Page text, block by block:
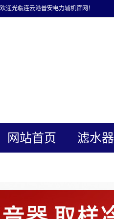
欢迎光临连云港普安电力辅机官网！
网站首页 滤水器